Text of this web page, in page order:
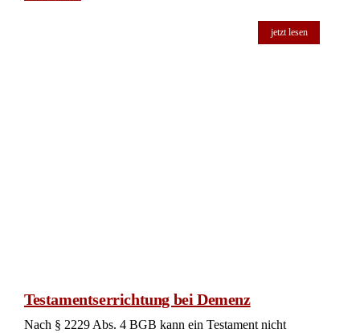
jetzt lesen
Testamentserrichtung bei Demenz
Nach § 2229 Abs. 4 BGB kann ein Testament nicht